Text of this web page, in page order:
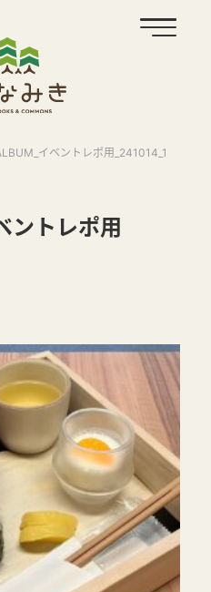
イベントレポ用_241014_1
ントレポ用